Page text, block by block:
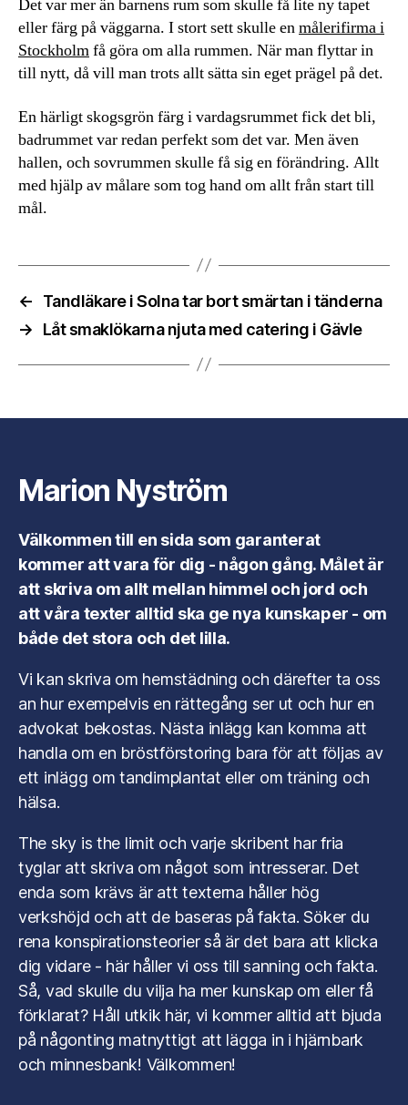
Det var mer än barnens rum som skulle få lite ny tapet
eller färg på väggarna. I stort sett skulle enmålerifirma i
Stockholmfå göra om alla rummen. När man flyttar in
till nytt, då vill man trots allt sätta sin eget prägel på det.
En härligt skogsgrön färg i vardagsrummet fick det bli,
badrummet var redan perfekt som det var. Men även
hallen, och sovrummen skulle få sig en förändring. Allt
med hjälp av målare som tog hand om allt från start till
mål.
←
Tandläkare i Solna tar bort smärtan i tänderna
→
Låt smaklökarna njuta med catering i Gävle
Marion Nyström
Välkommen till en sida som garanterat
kommer att vara för dig - någon gång. Målet är
att skriva om allt mellan himmel och jord och
att våra texter alltid ska ge nya kunskaper - om
både det stora och det lilla.
Vi kan skriva om hemstädning och därefter ta oss
an hur exempelvis en rättegång ser ut och hur en
advokat bekostas. Nästa inlägg kan komma att
handla om en bröstförstoring bara för att följas av
ett inlägg om tandimplantat eller om träning och
hälsa.
The sky is the limit och varje skribent har fria
tyglar att skriva om något som intresserar. Det
enda som krävs är att texterna håller hög
verkshöjd och att de baseras på fakta. Söker du
rena konspirationsteorier så är det bara att klicka
dig vidare - här håller vi oss till sanning och fakta.
Så, vad skulle du vilja ha mer kunskap om eller få
förklarat? Håll utkik här, vi kommer alltid att bjuda
på någonting matnyttigt att lägga in i hjärnbark
och minnesbank! Välkommen!